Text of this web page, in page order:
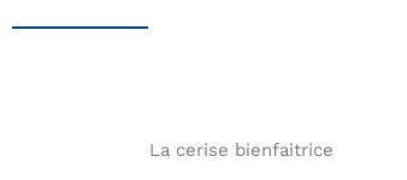
La cerise bienfaitrice